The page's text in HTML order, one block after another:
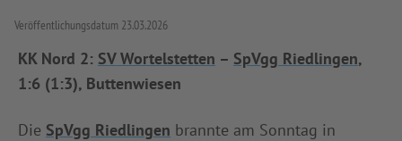
SPIELBETRIEB & VERBANDSLEBEN
AUSBILDUNG & FÖRDERUNG
DER VERBAND
Veröffentlichungsdatum 23.03.2026
KK Nord 2: SV Wortelstetten – SpVgg Riedlingen,
1:6 (1:3), Buttenwiesen
Die SpVgg Riedlingen brannte am Sonntag in